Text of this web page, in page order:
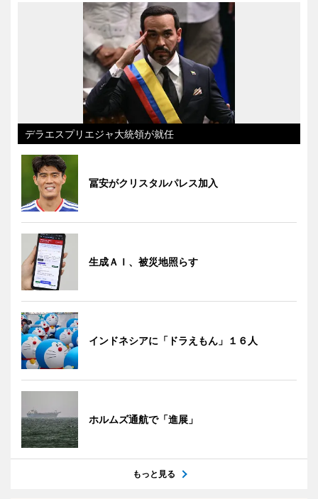
デラエスプリエジャ大統領が就任
冨安がクリスタルパレス加入
生成ＡＩ、被災地照らす
インドネシアに「ドラえもん」１６人
ホルムズ通航で「進展」
もっと見る